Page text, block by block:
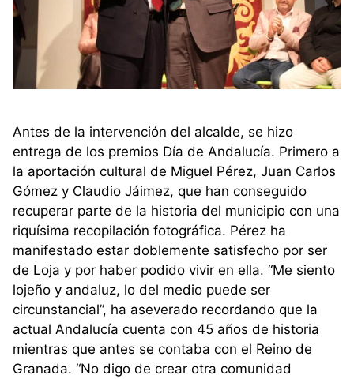
Antes de la intervención del alcalde, se hizo
entrega de los premios Día de Andalucía. Primero a
la aportación cultural de Miguel Pérez, Juan Carlos
Gómez y Claudio Jáimez, que han conseguido
recuperar parte de la historia del municipio con una
riquísima recopilación fotográfica. Pérez ha
manifestado estar doblemente satisfecho por ser
de Loja y por haber podido vivir en ella. “Me siento
lojeño y andaluz, lo del medio puede ser
circunstancial”, ha aseverado recordando que la
actual Andalucía cuenta con 45 años de historia
mientras que antes se contaba con el Reino de
Granada. “No digo de crear otra comunidad